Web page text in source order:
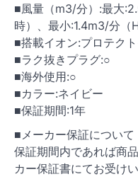
■風量（m3/分）:最大
時）、最小:1.4m3/分（
■搭載イオン:プロテク
■ラク抜きプラグ:○
■海外使用:○
■カラー:ネイビー
■保証期間:1年
■メーカー保証について
保証期間内であれば商
カー保証書にてお受け